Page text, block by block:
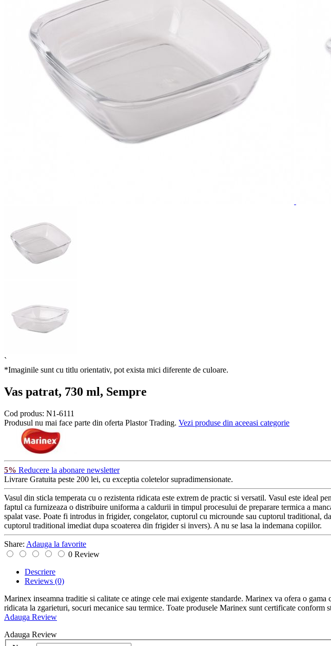
`
*Imaginile sunt cu titlu orientativ, pot exista mici diferente de culoare.
Vas patrat, 730 ml, Sempre
Cod produs: N1-6111
Produsul nu mai face parte din oferta Plastor Trading. Vezi produse din aceeasi categorie
5% Reducere la abonare newsletter
Livrare Gratuita peste 200 lei, cu exceptia coletelor supradimensionate.
Vasul din sticla temperata cu o rezistenta ridicata este extrem de practic si versatil. Vasul este ideal
faptul ca furnizeaza o distribuire uniforma a caldurii in timpul procesului de preparare termica a
spalat vase. Poate fi introdus in frigider, congelator, cuptorul cu microunde sau cuptorul traditional,
cuptorul traditional imediat dupa scoaterea din frigider si invers). A nu se lasa la indemana copiilor.
Share: Adauga la favorite
0 Review
Descriere
Reviews (0)
Marinex inseamna traditie si calitate ce atinge cele mai exigente standarde. Marinex va ofera o
ridicata la zgarieturi, socuri mecanice sau termice. Toate produsele Marinex sunt certificate conform
Adauga Review
Adauga Review